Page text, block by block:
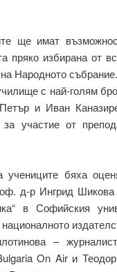
ще имат
пряко избирана от
Народното
с най-голям
и Иван
за участие от
учениците бяха
д-р Ингрид
в Софийския
националното
–
On Air и